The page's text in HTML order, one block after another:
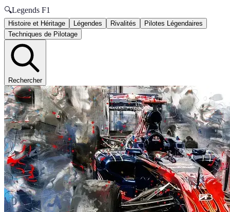
🔍Legends F1
Histoire et Héritage Légendes Rivalités
Pilotes Légendaires
Techniques de Pilotage
Rechercher